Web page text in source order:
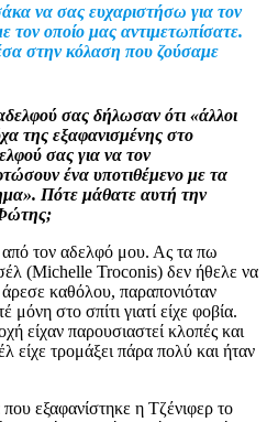
να σας ευχαριστήσω για τον
τον οποίο μας αντιμετωπίσατε.
στην κόλαση που ζούσαμε
σας δήλωσαν ότι «άλλοι
της εξαφανισμένης στο
σας για να τον
ένα υποτιθέμενο με τα
Πότε μάθατε αυτή την
Φώτης;
τον αδελφό μου. Ας τα πω
(Michelle Troconis) δεν ήθελε να
καθόλου, παραπονιόταν
στο σπίτι γιατί είχε φοβία.
είχαν παρουσιαστεί κλοπές και
είχε τρομάξει πάρα πολύ και ήταν
εξαφανίστηκε η Τζένιφερ το